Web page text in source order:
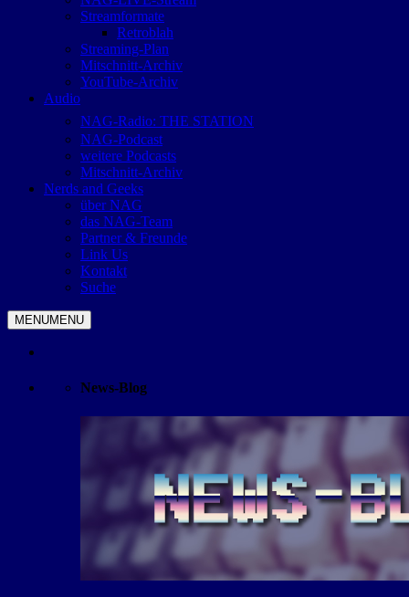
Streamformate
Retroblah
Streaming-Plan
Mitschnitt-Archiv
YouTube-Archiv
Audio
NAG-Radio: THE STATION
NAG-Podcast
weitere Podcasts
Mitschnitt-Archiv
Nerds and Geeks
über NAG
das NAG-Team
Partner & Freunde
Link Us
Kontakt
Suche
MENUMENU
News-Blog